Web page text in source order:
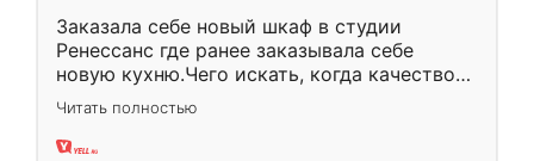
Заказала себе новый шкаф в студии
Ренессанс где ранее заказывала себе
новую кухню.Чего искать, когда качеством
вполне довольна. Служит кухня уже почти
два года, нареканий нет.
Читать полностью